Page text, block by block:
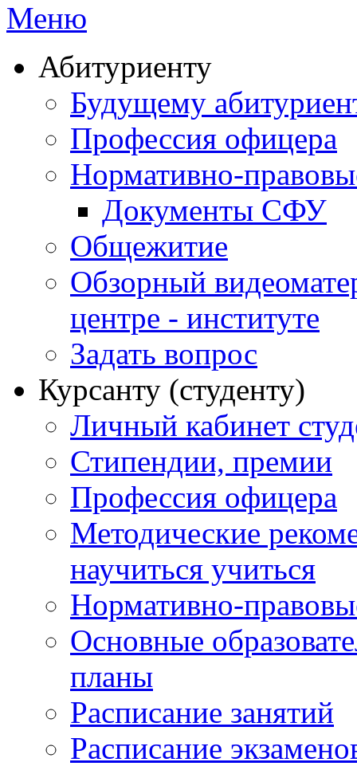
Меню
Абитуриенту
Будущему
Профессия офицера
Нормативно-
Документы СФУ
Общежитие
Обзорный
центре - институте
Задать вопрос
Курсанту (студенту)
Личный кабинет
Стипендии, премии
Профессия офицера
Методические
научиться учиться
Нормативно-
Основные
планы
Расписание занятий
Расписание